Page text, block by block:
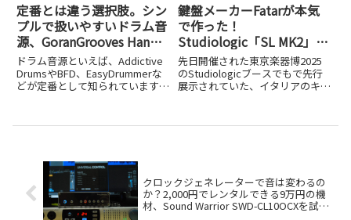
定番とは違う選択肢。シン
プルで扱いやすいドラム音
源、GoranGrooves Handy
Drumsシリーズ
ドラム音源といえば、Addictive
DrumsやBFD、EasyDrummerな
どが定番として知られています
人も多いのではないでしょうか。
鍵盤メーカーFatarが本気
で作った！
Studiologic「SL MK2」シ
リーズ、理想のMIDI 2.0対
応キーボード誕生
先日開催された東京楽器博2025
のStudiologicブースでもで先行
展示されていた、イタリアのキー
ク）の新しいMIDIキーボード
クロックジェネレーターで音は変わるの
か？2,000円でレンタルできる9万円の機
材、Sound Warrior SWD-CL10OCXを試し